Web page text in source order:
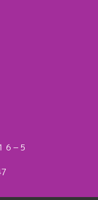
６−５